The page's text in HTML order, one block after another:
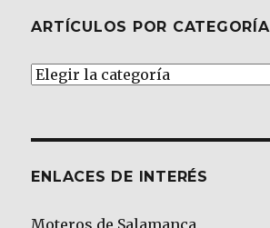
ARTÍCULOS POR CATEGORÍA
Artículos
ENLACES DE INTERÉS
Moteros de Salamanca